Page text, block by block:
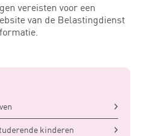
vereisten voor een
van de Belastingdienst
kinderen